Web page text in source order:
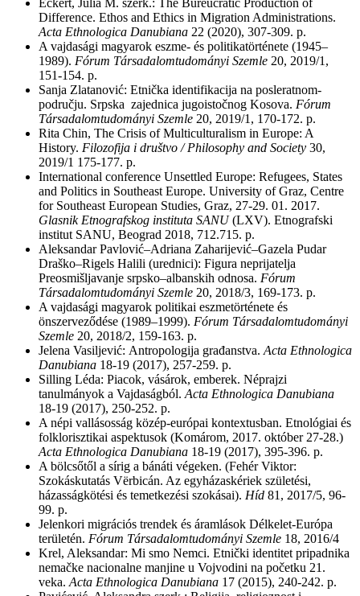
Eckert, Julia M. szerk.: The Bureucratic Production of
Difference. Ethos and Ethics in Migration Administrations.
Acta Ethnologica Danubiana 22 (2020), 307-309. p.
A vajdasági magyarok eszme- és politikatörténete (1945–
1989). Fórum Társadalomtudományi Szemle 20, 2019/1,
151-154. p.
Sanja ­Zlatanović: Etnička­ identifikacija ­na ­posleratnom­
području. ­Srpska zajednica ­jugoistočnog­ Kosova. Fórum
Társadalomtudományi Szemle 20, 2019/1, 170-172. p.
Rita Chin, The Crisis of Multiculturalism in Europe: A
History. Filozofija i društvo / Philosophy and Society 30,
2019/1 175-177. p.
International conference Unsettled Europe: Refugees, States
and Politics in Southeast Europe. University of Graz, Centre
for Southeast European Studies, Graz, 27-29. 01. 2017.
Glasnik Etnografskog instituta SANU (LXV). Etnografski
institut SANU, Beograd 2018, 712.715. p.
Aleksandar Pavlović–Adriana Zaharijević–Gazela Pudar
Draško–Rigels Halili (urednici): Figura neprijatelja
Preosmišljavanje srpsko–albanskih odnosa. Fórum
Társadalomtudományi Szemle 20, 2018/3, 169-173. p.
A vajdasági magyarok politikai eszmetörténete és
önszerveződése (1989–1999). Fórum Társadalomtudományi
Szemle 20, 2018/2, 159-163. p.
Jelena Vasiljević: Antropologija građanstva. Acta Ethnologica
Danubiana 18-19 (2017), 257-259. p.
Silling Léda: Piacok, vásárok, emberek. Néprajzi
tanulmányok a Vajdaságból. Acta Ethnologica Danubiana
18-19 (2017), 250-252. p.
A népi vallásosság közép-európai kontextusban. Etnológiai és
folklorisztikai aspektusok (Komárom, 2017. október 27-28.)
Acta Ethnologica Danubiana 18-19 (2017), 395-396. p.
A bölcsőtől a sírig a bánáti végeken. (Fehér Viktor:
Szokáskutatás Vërbicán. Az egyházaskériek születési,
házasságkötési és temetkezési szokásai). Híd 81, 2017/5, 96-
99. p.
Jelenkori migrációs trendek és áramlások Délkelet-Európa
területén. Fórum Társadalomtudományi Szemle 18, 2016/4
Krel, Aleksandar: Mi smo Nemci. Etnički identitet pripadnika
nemačke nacionalne manjine u Vojvodini na početku 21.
veka. Acta Ethnologica Danubiana 17 (2015), 240-242. p.